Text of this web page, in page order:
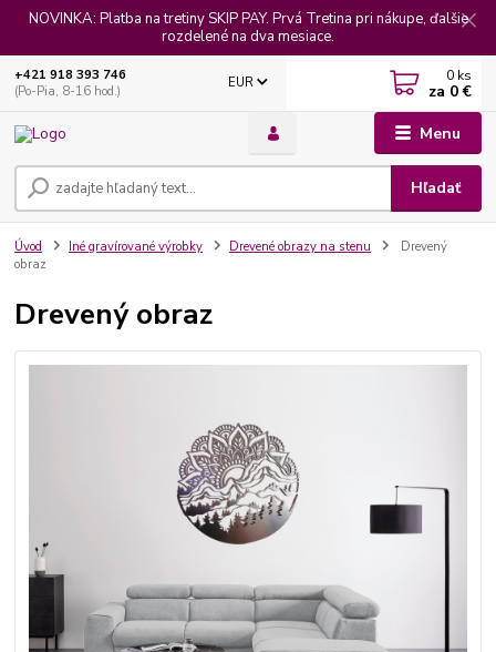
NOVINKA: Platba na tretiny SKIP PAY. Prvá Tretina pri nákupe, ďalšie
rozdelené na dva mesiace.
Menu
EUR
Hľadať
+421 918 393 746
(Po-Pia, 8-16 hod.)
0 ks
za 0 €
Úvod Iné gravírované výrobky Drevené obrazy na stenu
Drevený
obraz
Drevený obraz